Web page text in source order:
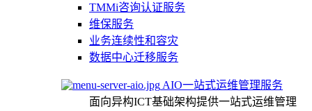
TMMi咨询认证服务
维保服务
业务连续性和容灾
数据中心迁移服务
AIO一站式运维管理服务
面向异构ICT基础架构提供一站式运维管理